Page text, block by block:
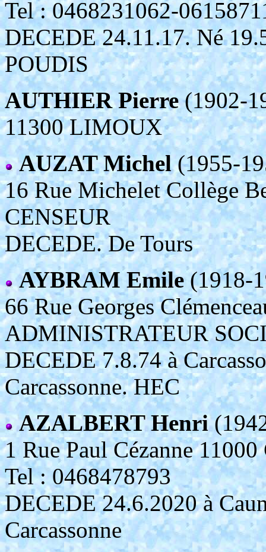
Tel : 0468231062-
DECEDE 24.11.17. Né
POUDIS
AUTHIER Pierre(1902-
11300 LIMOUX
AUZAT Michel(1955-
16 Rue Michelet Collège
CENSEUR
DECEDE. De Tours
AYBRAM Emile(1918-
66 Rue Georges
ADMINISTRATEUR
DECEDE 7.8.74 à
Carcassonne. HEC
AZALBERT Henri
1 Rue Paul Cézanne
Tel : 0468478793
DECEDE 24.6.2020 à
Carcassonne